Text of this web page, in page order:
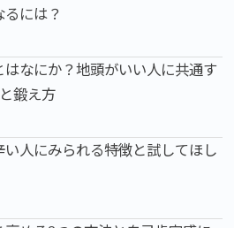
には？
はなにか？地頭がいい人に共通す
鍛え方
い人にみられる特徴と試してほし